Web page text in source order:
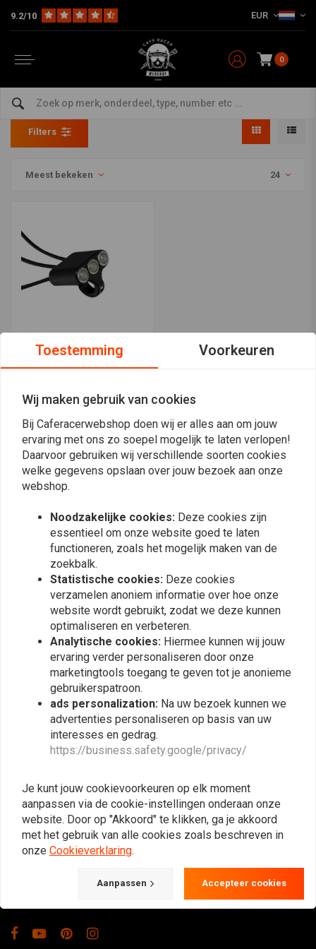
9.2/10 EUR
0
Producten getagd met switch
Home Tags switch
Filters
Meest bekeken 24
CNC zwarte 3-knops
stuurschakelaar 22 mm
Meest bekeken 24
Op de hoogte blijven?
Abonneer
De Plek voor de Cafe Racers, Flat Tracker,
Natuurlijk ook groot in kleding & onderhoud!
Gotenburgweg 46a, 9723 TM Groningen (The Netherlands)
Toestemming Voorkeuren
Wij maken gebruik van cookies
Bij Caferacerwebshop doen wij er alles aan om jouw
ervaring met ons zo soepel mogelijk te laten verlopen!
Daarvoor gebruiken wij verschillende soorten cookies
welke gegevens opslaan over jouw bezoek aan onze
webshop.
Noodzakelijke cookies: Deze cookies zijn
essentieel om onze website goed te laten
functioneren, zoals het mogelijk maken van de
zoekbalk.
Statistische cookies: Deze cookies
verzamelen anoniem informatie over hoe onze
website wordt gebruikt, zodat we deze kunnen
optimaliseren en verbeteren.
Analytische cookies: Hiermee kunnen wij jouw
ervaring verder personaliseren door onze
marketingtools toegang te geven tot je anonieme
gebruikerspatroon.
ads personalization: Na uw bezoek kunnen we
advertenties personaliseren op basis van uw
interesses en gedrag.
https://business.safety.google/privacy/
Je kunt jouw cookievoorkeuren op elk moment
aanpassen via de cookie-instellingen onderaan onze
website. Door op "Akkoord" te klikken, ga je akkoord
met het gebruik van alle cookies zoals beschreven in
onze Cookieverklaring.
Aanpassen Accepteer cookies